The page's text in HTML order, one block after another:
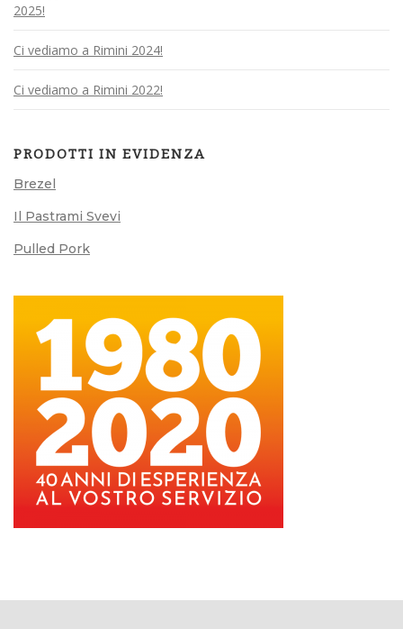
2025!
Ci vediamo a Rimini 2024!
Ci vediamo a Rimini 2022!
PRODOTTI IN EVIDENZA
Brezel
Il Pastrami Svevi
Pulled Pork